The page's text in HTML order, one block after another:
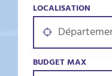
LOCALISATION
BUDGET MAX